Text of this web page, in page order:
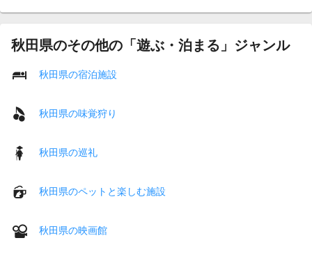
秋田県のその他の「遊ぶ・泊まる」ジャンル
秋田県の宿泊施設
秋田県の味覚狩り
秋田県の巡礼
秋田県のペットと楽しむ施設
秋田県の映画館